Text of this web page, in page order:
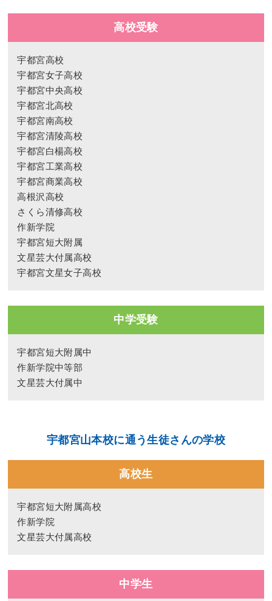
中学受験
宇都宮短大附属中
作新学院中等部
文星芸大付属中
高校受験
宇都宮高校
宇都宮女子高校
宇都宮中央高校
宇都宮北高校
宇都宮南高校
宇都宮清陵高校
宇都宮白楊高校
宇都宮工業高校
宇都宮商業高校
高根沢高校
さくら清修高校
作新学院
宇都宮短大附属
文星芸大付属高校
宇都宮文星女子高校
宇都宮山本校に通う生徒さんの学校
中学生
高校生
宇都宮短大附属高校
作新学院
文星芸大付属高校